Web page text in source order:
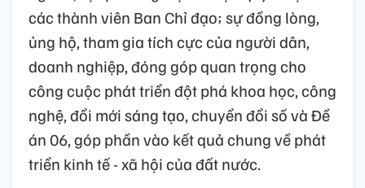
các thành viên Ban Chỉ đạo; sự đồng lòng,
ủng hộ, tham gia tích cực của người dân,
doanh nghiệp, đóng góp quan trọng cho
công cuộc phát triển đột phá khoa học, công
nghệ, đổi mới sáng tạo, chuyển đổi số và Đề
án 06, góp phần vào kết quả chung về phát
triển kinh tế - xã hội của đất nước.